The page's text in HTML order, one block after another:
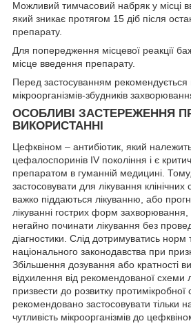
Можливий тимчасовий набряк у місці
який зникає протягом 15 діб після
препарату.
Для попередження місцевої реакції
місце введення препарату.
Перед застосуванням рекомендується
мікроорганізмів-збудників
ОСОБЛИВІ ЗАСТЕРЕЖЕННЯ
ВИКОРИСТАННІ
Цефквіном – антибіотик, який
цефалоспоринів IV покоління і є
препаратом в гуманній медицині.
застосовувати для лікування клінічних
важко піддаються лікуванню, або
лікуванні гострих форм
негайно починати лікування без
діагностики. Слід дотримуватись
національного законодавства при
Збільшення дозування або кратності
відхилення від рекомендованої схеми
призвести до розвитку протимікробної
рекомендовано застосовувати тільки
чутливість мікроорганізмів до